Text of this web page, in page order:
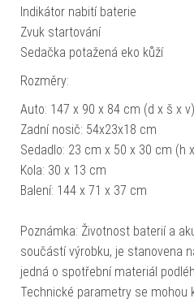
Indikátor nabití baterie
Zvuk startování
Sedačka potažená eko kůží
Rozměry:
Auto: 147 x 90 x 84 cm (d x š x v)
Zadní nosič: 54x23x18 cm
Sedadlo: 23 cm x 50 x 30 cm (h
Kola: 30 x 13 cm
Balení: 144 x 71 x 37 cm
Poznámka: Životnost baterií a
součástí výrobku, je stanovena
jedná o spotřební materiál
Technické parametry se mohou